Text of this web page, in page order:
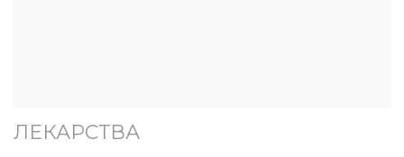
ЛЕКАРСТВА